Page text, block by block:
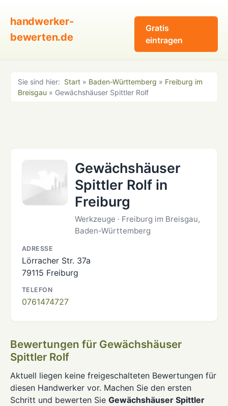
handwerker-
bewerten.de
Gratis
eintragen
Sie sind hier: Start » Baden-Württemberg » Freiburg im
Breisgau » Gewächshäuser Spittler Rolf
Gewächshäuser
Spittler Rolf in
Freiburg
Werkzeuge · Freiburg im Breisgau,
Baden-Württemberg
ADRESSE
Lörracher Str. 37a
79115 Freiburg
TELEFON
0761474727
Bewertungen für Gewächshäuser
Spittler Rolf
Aktuell liegen keine freigeschalteten Bewertungen für
diesen Handwerker vor. Machen Sie den ersten
Schritt und bewerten Sie Gewächshäuser Spittler